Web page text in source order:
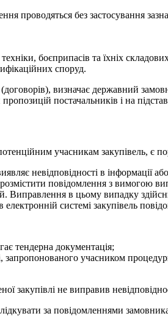
проводяться без застосування
боєприпасів та їхніх
споруд.
визначає державний
постачальників і на
учасникам закупівель, є
невідповідності в інформації
повідомлення з вимогою
Виправлення в цьому випадку
системі закупівель
тендерна документація;
учасником
закупівлі не виправив
за повідомленнями